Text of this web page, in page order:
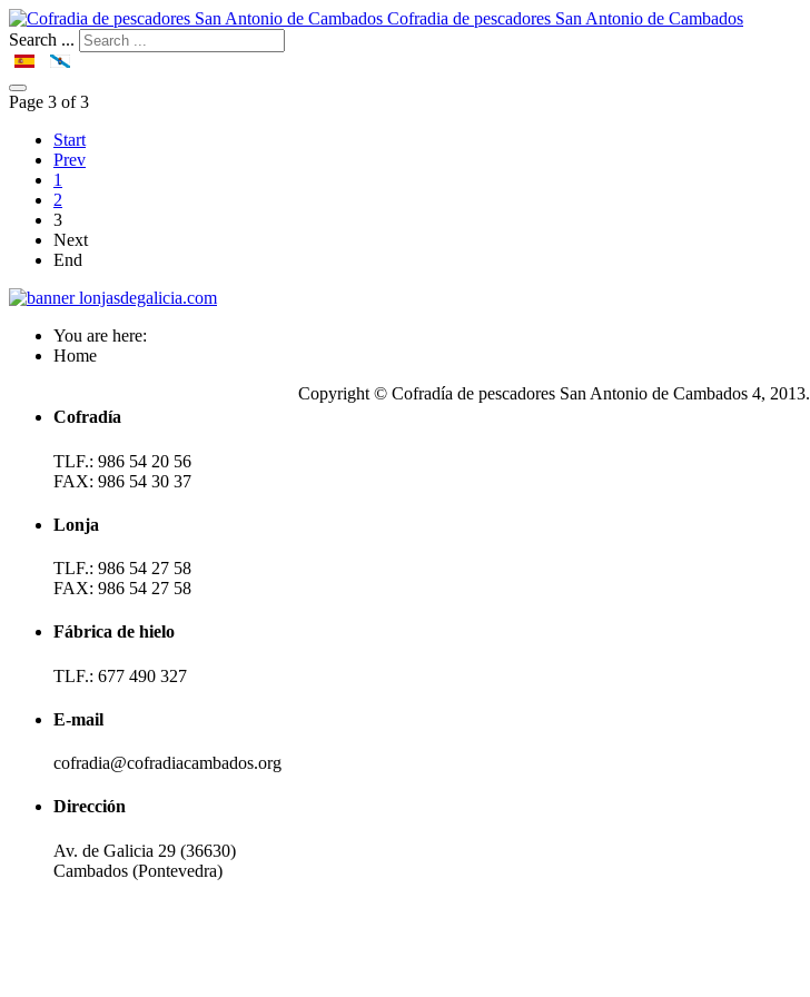
Cofradia de pescadores San Antonio de Cambados
Search ...
Page 3 of 3
Start
Prev
1
2
3
Next
End
You are here:
Home
Cofradía
TLF.: 986 54 20 56
FAX: 986 54 30 37
Lonja
TLF.: 986 54 27 58
FAX: 986 54 27 58
Fábrica de hielo
TLF.: 677 490 327
E-mail
cofradia@cofradiacambados.org
Dirección
Av. de Galicia 29 (36630)
Cambados (Pontevedra)
Copyright © Cofradía de pescadores San Antonio de Cambados 4, 2013.